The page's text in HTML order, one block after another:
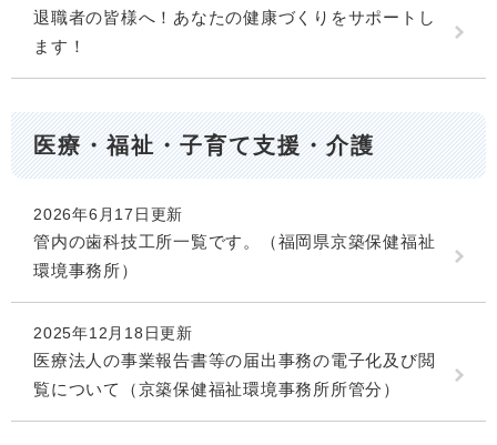
退職者の皆様へ！あなたの健康づくりをサポートし
ます！
医療・福祉・子育て支援・介護
2026年6月17日更新
管内の歯科技工所一覧です。（福岡県京築保健福祉
環境事務所）
2025年12月18日更新
医療法人の事業報告書等の届出事務の電子化及び閲
覧について（京築保健福祉環境事務所所管分）